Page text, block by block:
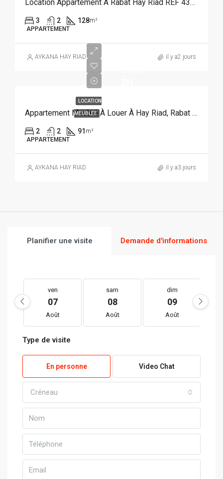
Location Appartement À Rabat Hay Riad REF 4383
3 2 128m²
APPARTEMENT
AYKANA HAY RIAD il y a2 jours
LOCATION
MEUBLÉE Appartement Meublé À Louer À Hay Riad, Rabat REF 3926
2 2 91 m²
APPARTEMENT
AYKANA HAY RIAD il y a3 jours
Planifier une visite Demande d'informations
ven
07
Août
sam
08
Août
dim
09
Août
Type de visite
En personne Video Chat
Créneau